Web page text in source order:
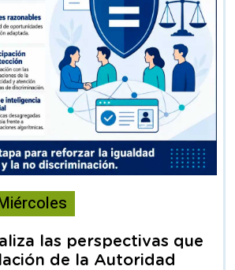
las perspectivas que
de la Autoridad